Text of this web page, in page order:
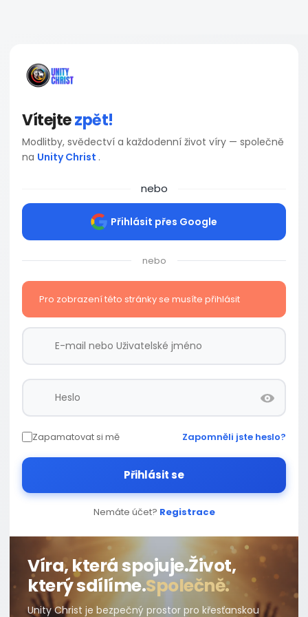
Vítejtezpět!
Modlitby, svědectví a každodenní život víry — společně
na Unity Christ .
nebo
Přihlásit přes Google
nebo
Pro zobrazení této stránky se musíte přihlásit
Zapamatovat si mě Zapomněli jste heslo?
Přihlásit se
Nemáte účet? Registrace
Víra, která spojuje.Život,
který sdílíme.Společně.
Unity Christ je bezpečný prostor pro křesťanskou